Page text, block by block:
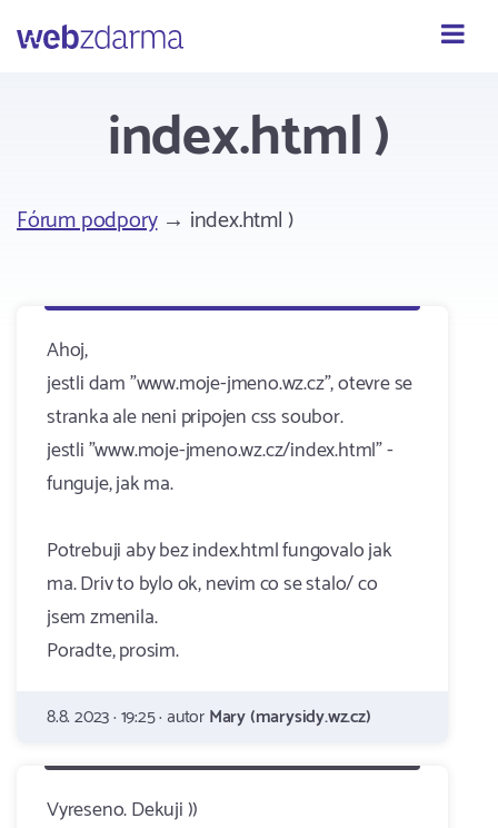
Webzdarma
index.html )
Fórum podpory→ index.html )
Ahoj,
jestli dam "www.moje-jmeno.wz.cz", otevre se
stranka ale neni pripojen css soubor.
jestli "www.moje-jmeno.wz.cz/index.html" -
funguje, jak ma.
Potrebuji aby bez index.html fungovalo jak
ma. Driv to bylo ok, nevim co se stalo/ co
jsem zmenila.
Poradte, prosim.
8.8. 2023 · 19:25 · autorMary (marysidy.wz.cz)
Vyreseno. Dekuji ))